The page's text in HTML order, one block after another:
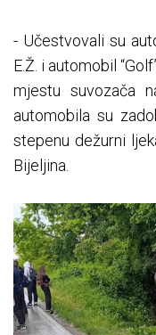
- Učestvovali su
E.Ž. i automobil
mjestu suvozača
automobila su
stepenu dežurni
Bijeljina.